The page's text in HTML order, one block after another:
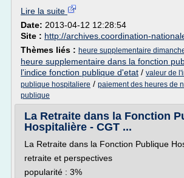
Lire la suite
Date: 2013-04-12 12:28:54
Site : http://archives.coordination-
Thèmes liés : heure supplementaire
heure supplementaire dans la fonction
l'indice fonction publique d'etat / valeur de
publique hospitaliere / paiement des heures de
publique
La Retraite dans la Fonction
Hospitalière - CGT ...
La Retraite dans la Fonction Publique
retraite et perspectives
popularité : 3%